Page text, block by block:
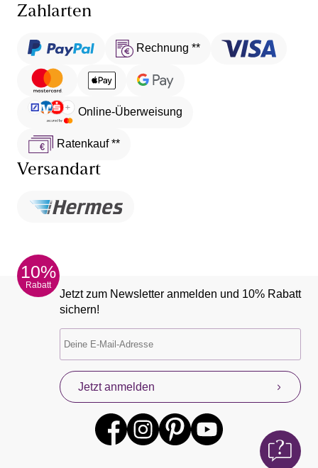
Zahlarten
Rechnung **
Online-Überweisung
Ratenkauf **
Versandart
10%
Rabatt
Jetzt zum Newsletter anmelden und 10% Rabatt
sichern!
Jetzt anmelden